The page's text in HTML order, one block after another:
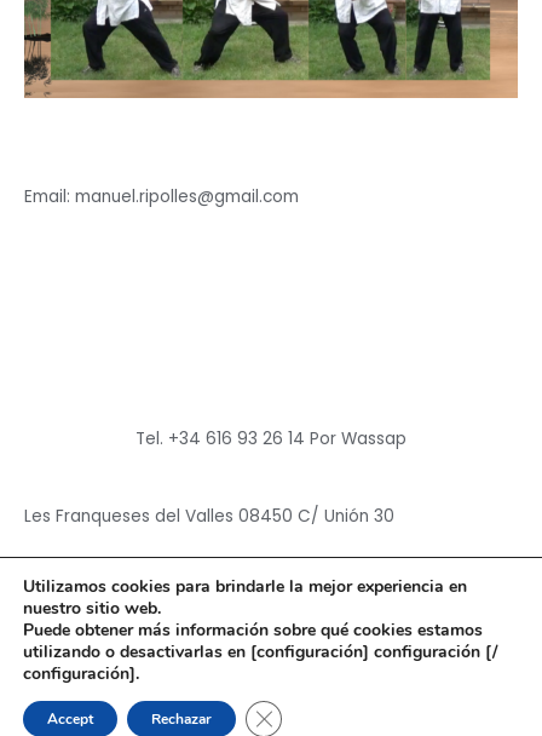
Email: manuel.ripolles@gmail.com
Tel. +34 616 93 26 14 Por Wassap
Les Franqueses del Valles 08450 C/ Unión 30
Copyright © 2026Hun Yuan Chen
Powered byHun Yuan Chen
Utilizamos cookies para brindarle la mejor experiencia en
nuestro sitio web.
Puede obtener más información sobre qué cookies estamos
utilizando o desactivarlas en [configuración] configuración [/
configuración].
Accept Rechazar CERRAR EL BANNER DE